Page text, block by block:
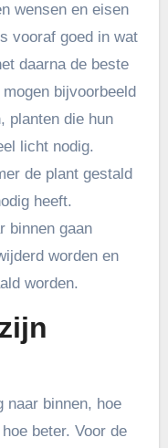
wensen en eisen
vooraf goed in wat
daarna de beste
bijvoorbeeld
planten die hun
licht nodig.
de plant gestald
heeft.
binnen gaan
worden en
worden.
naar binnen, hoe
beter. Voor de